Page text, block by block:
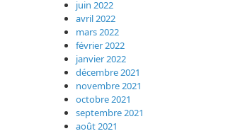
juin 2022
avril 2022
mars 2022
février 2022
janvier 2022
décembre 2021
novembre 2021
octobre 2021
septembre 2021
août 2021